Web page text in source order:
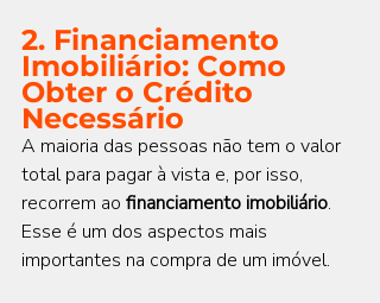
2. Financiamento
Imobiliário: Como
Obter o Crédito
Necessário
A maioria das pessoas não tem o valor
total para pagar à vista e, por isso,
recorrem ao financiamento imobiliário.
Esse é um dos aspectos mais
importantes na compra de um imóvel.